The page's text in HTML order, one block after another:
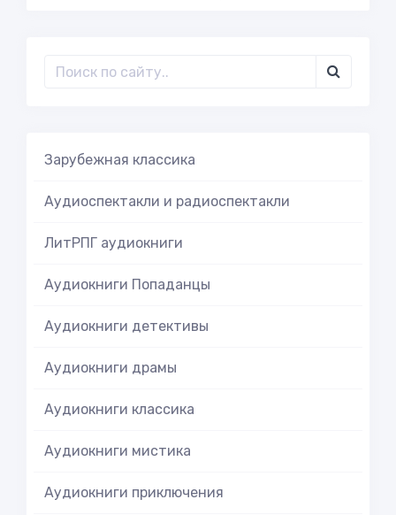
Зарубежная классика
Аудиоспектакли и радиоспектакли
ЛитРПГ аудиокниги
Аудиокниги Попаданцы
Аудиокниги детективы
Аудиокниги драмы
Аудиокниги классика
Аудиокниги мистика
Аудиокниги приключения